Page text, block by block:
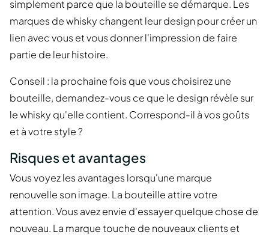
simplement parce que la bouteille se démarque. Les
marques de whisky changent leur design pour créer un
lien avec vous et vous donner l'impression de faire
partie de leur histoire.
Conseil : la prochaine fois que vous choisirez une
bouteille, demandez-vous ce que le design révèle sur
le whisky qu'elle contient. Correspond-il à vos goûts
et à votre style ?
Risques et avantages
Vous voyez les avantages lorsqu'une marque
renouvelle son image. La bouteille attire votre
attention. Vous avez envie d'essayer quelque chose de
nouveau. La marque touche de nouveaux clients et